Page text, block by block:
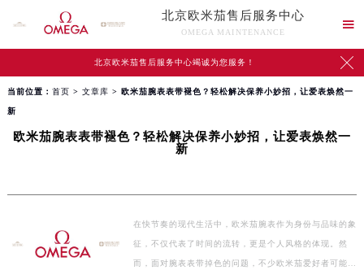
北京欧米茄售后服务中心
OMEGA MAINTENANCE

北京欧米茄售后服务中心竭诚为您服务！ 
当前位置： 首页 > 文章库 > 欧米茄腕表表带褪色？轻松解决保养小妙招，让爱表焕然一
新
欧米茄腕表表带褪色？轻松解决保养小妙招，让爱表焕然一
新
在快节奏的现代生活中，欧米茄腕表作为身份与品味的象
征，不仅代表了时间的流转，更是个人风格的体现。然
而，面对腕表表带掉色的问题，不少欧米茄爱好者可能会